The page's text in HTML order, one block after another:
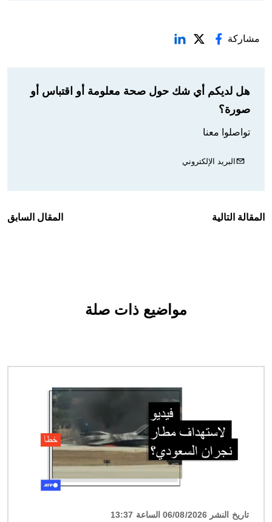
مشاركة
هل لديكم أي شك حول صحة معلومة أو اقتباس أو
صورة؟
تواصلوا معنا
البريد الإلكتروني
المقالة التالية المقال السابق
مواضيع ذات صلة
تاريخ النشر 06/08/2026 الساعة 13:37